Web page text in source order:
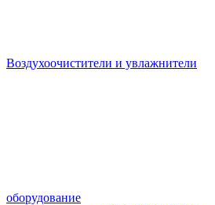
Воздухоочистители и увлажнители
оборудование